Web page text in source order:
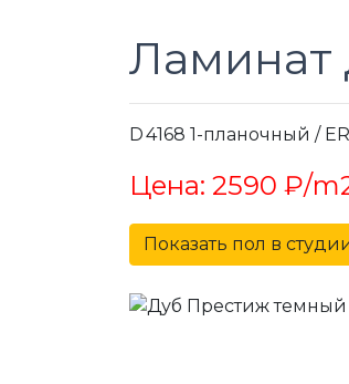
Ламинат
D 4168 1-планочный /
Цена: 2590 ₽/
Показать пол в